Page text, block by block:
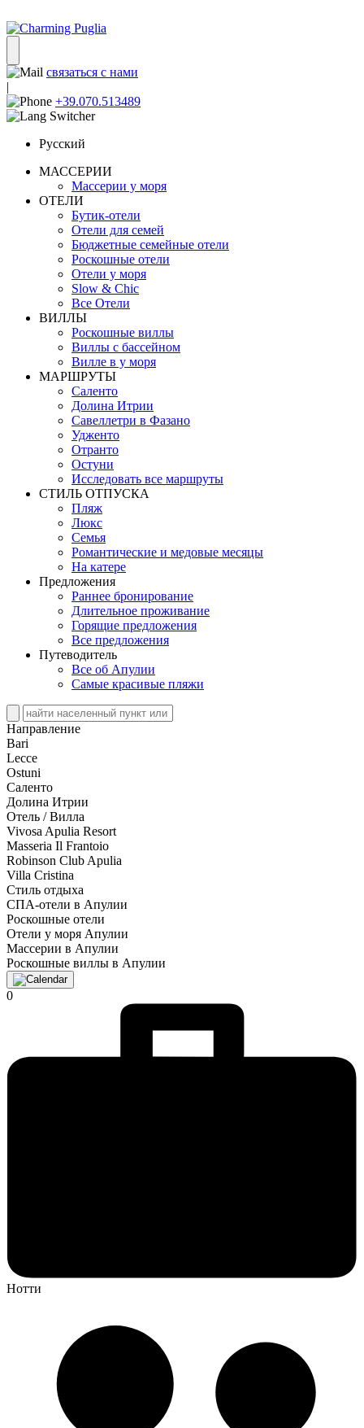
связаться с нами
|
+39.070.513489
Русский
МАССЕРИИ
Массерии у моря
ОТЕЛИ
Бутик-отели
Отели для семей
Бюджетные семейные отели
Роскошные отели
Отели у моря
Slow & Chic
Все Отели
ВИЛЛЫ
Роскошные виллы
Виллы с бассейном
Вилле в у моря
MАРШРУТЫ
Саленто
Долина Итрии
Савеллетри в Фазано
Удженто
Отранто
Остуни
Исследовать все маршруты
СТИЛЬ OТПУСКА
Пляж
Люкс
Семья
Романтические и медовые месяцы
На катере
Предложения
Раннее бронирование
Длительное проживание
Горящие предложения
Все предложения
Путеводитель
Все об Апулии
Самые красивые пляжи
Направление
Bari
Lecce
Ostuni
Саленто
Долина Итрии
Отель / Вилла
Vivosa Apulia Resort
Masseria Il Frantoio
Robinson Club Apulia
Villa Cristina
Стиль отдыха
СПА-отели в Апулии
Роскошные отели
Отели у моря Апулии
Массерии в Апулии
Роскошные виллы в Апулии
0
Нотти